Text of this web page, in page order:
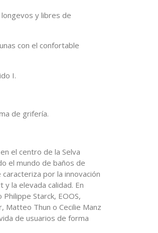
y libres de
con el confortable
I.
de grifería.
el centro de la Selva
el mundo de baños de
por la innovación
la elevada calidad. En
Starck, EOOS,
Matteo Thun o Cecilie Manz
de usuarios de forma